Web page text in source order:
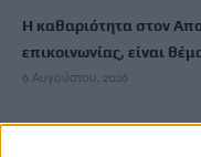
Η καθαριότητα στον
επικοινωνίας, είναι
6 Αυγούστου, 2026